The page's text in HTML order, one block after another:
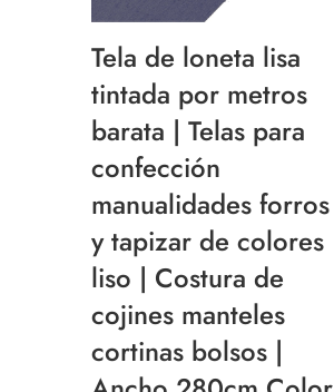
Tela de loneta lisa
tintada por metros
barata | Telas para
confección
manualidades forros
y tapizar de colores
liso | Costura de
cojines manteles
cortinas bolsos |